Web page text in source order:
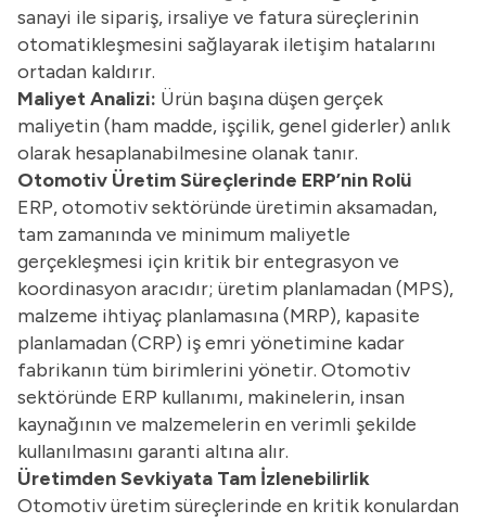
sanayi ile sipariş, irsaliye ve fatura süreçlerinin
otomatikleşmesini sağlayarak iletişim hatalarını
ortadan kaldırır.
Maliyet Analizi: Ürün başına düşen gerçek
maliyetin (ham madde, işçilik, genel giderler) anlık
olarak hesaplanabilmesine olanak tanır.
Otomotiv Üretim Süreçlerinde ERP’nin Rolü
ERP, otomotiv sektöründe üretimin aksamadan,
tam zamanında ve minimum maliyetle
gerçekleşmesi için kritik bir entegrasyon ve
koordinasyon aracıdır; üretim planlamadan (MPS),
malzeme ihtiyaç planlamasına (MRP), kapasite
planlamadan (CRP) iş emri yönetimine kadar
fabrikanın tüm birimlerini yönetir. Otomotiv
sektöründe ERP kullanımı, makinelerin, insan
kaynağının ve malzemelerin en verimli şekilde
kullanılmasını garanti altına alır.
Üretimden Sevkiyata Tam İzlenebilirlik
Otomotiv üretim süreçlerinde en kritik konulardan